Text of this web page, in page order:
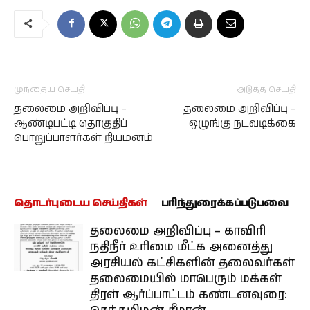
முந்தைய செய்தி
தலைமை அறிவிப்பு –
ஆண்டிபட்டி தொகுதிப்
பொறுப்பாளர்கள் நியமனம்
அடுத்த செய்தி
தலைமை அறிவிப்பு –
ஒழுங்கு நடவடிக்கை
தொடர்புடைய செய்திகள் பரிந்துரைக்கப்படுபவை
தலைமை அறிவிப்பு – காவிரி
நதிநீர் உரிமை மீட்க அனைத்து
அரசியல் கட்சிகளின் தலைவர்கள்
தலைமையில் மாபெரும் மக்கள்
திரள் ஆர்ப்பாட்டம் கண்டனவுரை: